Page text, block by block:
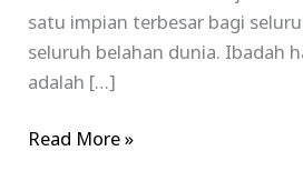
satu impian terbesar bagi
seluruh belahan dunia. Ibadah
adalah […]
Read More »